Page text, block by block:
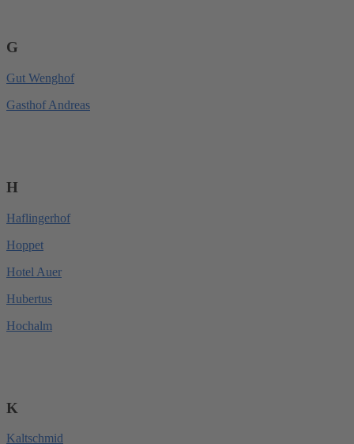
G
Gut Wenghof
Gasthof Andreas
H
Haflingerhof
Hoppet
Hotel Auer
Hubertus
Hochalm
K
Kaltschmid